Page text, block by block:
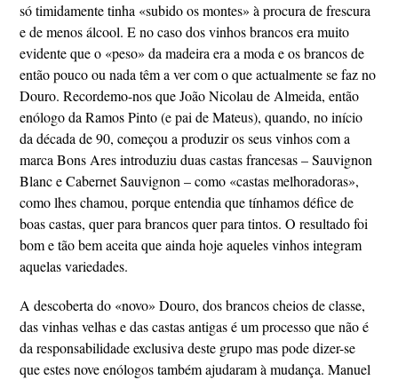
só timidamente tinha «subido os montes» à procura de frescura
e de menos álcool. E no caso dos vinhos brancos era muito
evidente que o «peso» da madeira era a moda e os brancos de
então pouco ou nada têm a ver com o que actualmente se faz no
Douro. Recordemo-nos que João Nicolau de Almeida, então
enólogo da Ramos Pinto (e pai de Mateus), quando, no início
da década de 90, começou a produzir os seus vinhos com a
marca Bons Ares introduziu duas castas francesas – Sauvignon
Blanc e Cabernet Sauvignon – como «castas melhoradoras»,
como lhes chamou, porque entendia que tínhamos défice de
boas castas, quer para brancos quer para tintos. O resultado foi
bom e tão bem aceita que ainda hoje aqueles vinhos integram
aquelas variedades.
A descoberta do «novo» Douro, dos brancos cheios de classe,
das vinhas velhas e das castas antigas é um processo que não é
da responsabilidade exclusiva deste grupo mas pode dizer-se
que estes nove enólogos também ajudaram à mudança. Manuel